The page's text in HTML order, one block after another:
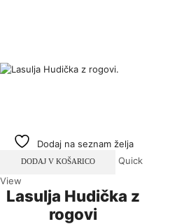
Dodaj na seznam želja
DODAJ V KOŠARICO
Quick
View
Lasulja Hudička z
rogovi